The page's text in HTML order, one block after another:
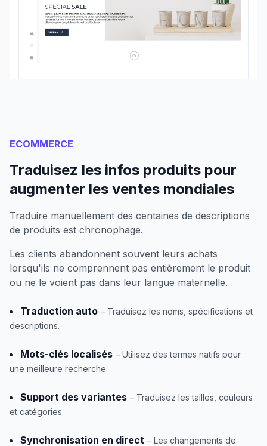
ECOMMERCE
Traduisez les infos produits pour
augmenter les ventes mondiales
Traduire manuellement des centaines de descriptions
de produits est chronophage.
Les clients abandonnent souvent leurs achats
lorsqu'ils ne comprennent pas entièrement le produit
ou ne le voient pas dans leur langue maternelle.
Traduction auto – Traduisez les noms, spécifications et
descriptions.
Mots-clés localisés – Utilisez des termes natifs pour
une meilleure recherche.
Support des variantes – Traduisez les tailles, couleurs
et catégories.
Synchronisation en direct – Les changements de